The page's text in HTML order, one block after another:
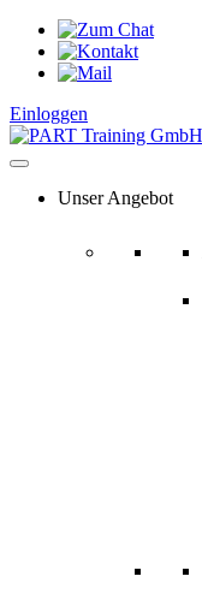
Zum
Inhalt
springen
Einloggen
Unser Angebot